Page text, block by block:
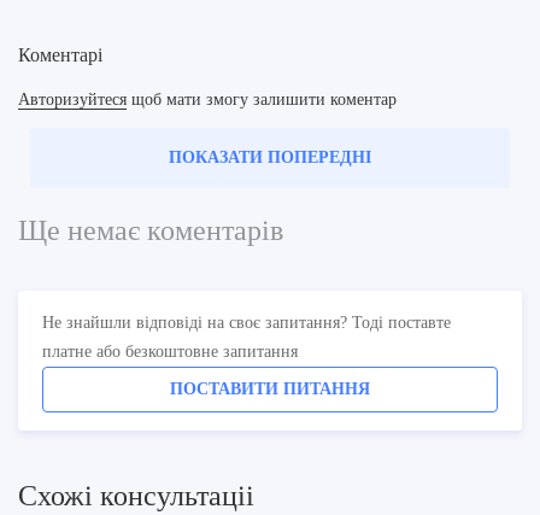
Коментарі
Авторизуйтеся щоб мати змогу залишити коментар
ПОКАЗАТИ ПОПЕРЕДНІ
Ще немає коментарів
Не знайшли відповіді на своє запитання? Тоді поставте
платне або безкоштовне запитання
ПОСТАВИТИ ПИТАННЯ
Схожi консультацii